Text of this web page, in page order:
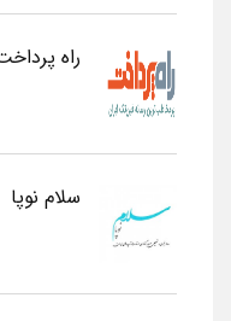
راه
سلام نوپا